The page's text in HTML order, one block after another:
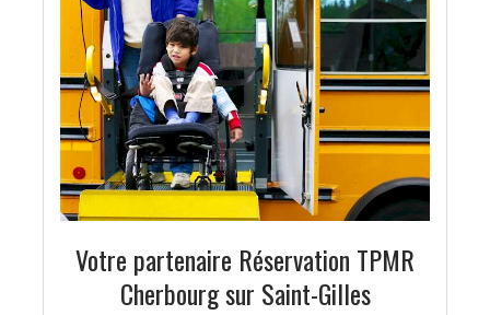
Votre partenaire Réservation TPMR
Cherbourg sur Saint-Gilles